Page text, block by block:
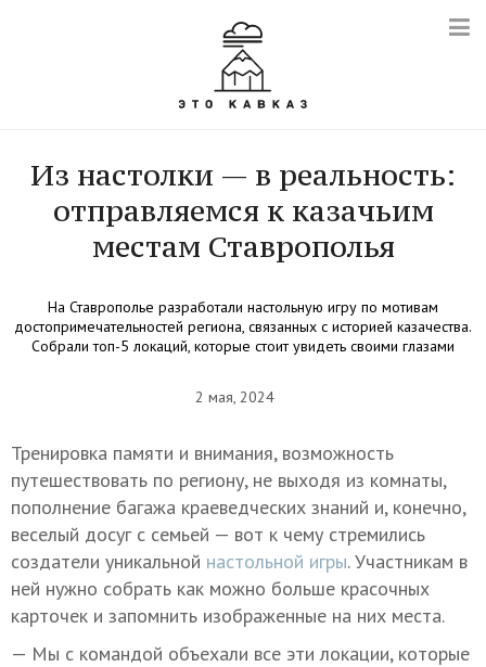
Из настолки — в реальность:
отправляемся к казачьим
местам Ставрополья
На Ставрополье разработали настольную игру по мотивам
достопримечательностей региона, связанных с историей казачества.
Собрали топ-5 локаций, которые стоит увидеть своими глазами
2 мая, 2024
Тренировка памяти и внимания, возможность
путешествовать по региону, не выходя из комнаты,
пополнение багажа краеведческих знаний и, конечно,
веселый досуг с семьей — вот к чему стремились
создатели уникальной настольной игры. Участникам в
ней нужно собрать как можно больше красочных
карточек и запомнить изображенные на них места.
— Мы с командой объехали все эти локации, которые